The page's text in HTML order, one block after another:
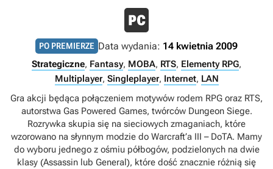
PO PREMIERZE Data wydania: 14 kwietnia 2009
Strategiczne, Fantasy, MOBA, RTS, Elementy RPG,
Multiplayer, Singleplayer, Internet, LAN
Gra akcji będąca połączeniem motywów rodem RPG oraz RTS,
autorstwa Gas Powered Games, twórców Dungeon Siege.
Rozrywka skupia się na sieciowych zmaganiach, które
wzorowano na słynnym modzie do Warcraft’a III – DoTA. Mamy
do wyboru jednego z ośmiu półbogów, podzielonych na dwie
klasy (Assassin lub General), które dość znacznie różnią się